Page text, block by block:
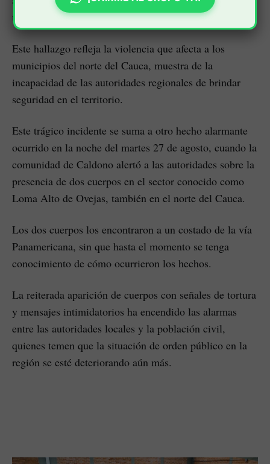
territorial.
Este hallazgo refleja la violencia que afecta a los
municipios del norte del Cauca, muestra de la
incapacidad de las autoridades regionales de brindar
seguridad en el territorio.
Este trágico incidente se suma a otro hecho alarmante
ocurrido en la noche del martes 27 de agosto, cuando la
comunidad de Caldono alertó a las autoridades sobre la
presencia de dos cuerpos en el sector conocido como
Loma Alto de Ovejas, también en el norte del Cauca.
Los dos cuerpos los encontraron a un costado de la vía
Panamericana, sin que hasta el momento se tenga
conocimiento de cómo ocurrieron los hechos.
La reiterada aparición de cuerpos con señales de tortura
y mensajes intimidatorios ha encendido las alarmas
entre las autoridades locales y la población civil,
quienes temen que la situación de orden público en la
región se esté deteriorando aún más.